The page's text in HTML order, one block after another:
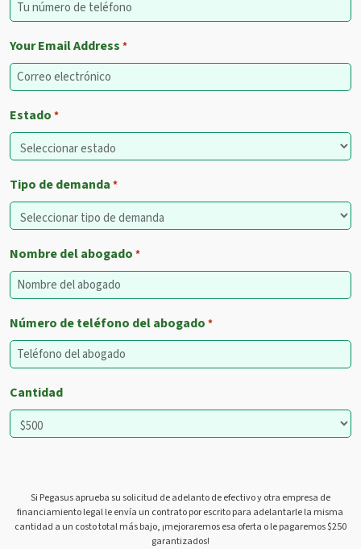
Your Email Address *
Estado *
Tipo de demanda *
Nombre del abogado *
Número de teléfono del abogado *
Cantidad
Si Pegasus aprueba su solicitud de adelanto de efectivo y otra empresa de
financiamiento legal le envía un contrato por escrito para adelantarle la misma
cantidad a un costo total más bajo, ¡mejoraremos esa oferta o le pagaremos $250
garantizados!